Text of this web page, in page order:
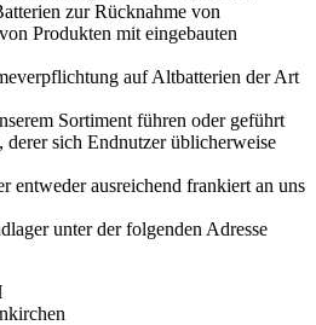
zur Rücknahme von
Produkten mit eingebauten
auf Altbatterien der Art
Sortiment führen oder geführt
sich Endnutzer üblicherweise
entweder ausreichend frankiert an uns
unter der folgenden Adresse